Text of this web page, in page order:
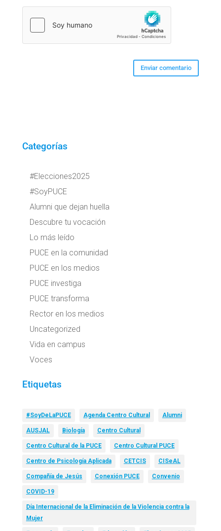
Categorías
#Elecciones2025
#SoyPUCE
Alumni que dejan huella
Descubre tu vocación
Lo más leído
PUCE en la comunidad
PUCE en los medios
PUCE investiga
PUCE transforma
Rector en los medios
Uncategorized
Vida en campus
Voces
Etiquetas
#SoyDeLaPUCE Agenda Centro Cultural Alumni
AUSJAL Biología Centro Cultural
Centro Cultural de la PUCE Centro Cultural PUCE
Centro de Psicología Aplicada CETCIS CISeAL
Compañía de Jesús Conexión PUCE Convenio
COVID-19
Día Internacional de la Eliminación de la Violencia contra la
Mujer